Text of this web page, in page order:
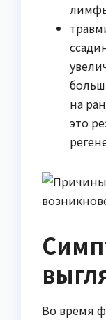
на
это
Во время